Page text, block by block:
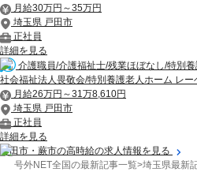
月給30万円～35万円
埼玉県 戸田市
正社員
詳細を見る
介護職員/介護福祉士/残業ほぼなし/特別
社会福祉法人畏敬会/特別養護老人ホーム レ
月給26万円～31万8,610円
埼玉県 戸田市
正社員
詳細を見る
戸田市・蕨市の高時給の求人情報を見る
号外NET全国の最新記事一覧>埼玉県最新